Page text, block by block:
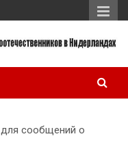
Совет
в
для сообщений о